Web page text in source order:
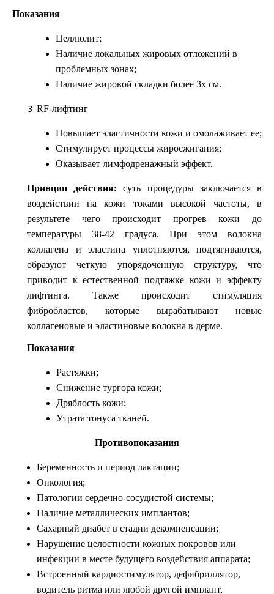
Показания
Целлюлит;
Наличие локальных жировых отложений в
проблемных зонах;
Наличие жировой складки более 3х см.
RF-лифтинг
Повышает эластичности кожи и омолаживает ее;
Стимулирует процессы жиросжигания;
Оказывает лимфодренажный эффект.
Принцип действия: суть процедуры заключается в
воздействии на кожи токами высокой частоты, в
результете чего происходит прогрев кожи до
температуры 38-42 градуса. При этом волокна
коллагена и эластина уплотняются, подтягиваются,
образуют четкую упорядоченную структуру, что
приводит к естественной подтяжке кожи и эффекту
лифтинга. Также происходит стимуляция
фибробластов, которые вырабатывают новые
коллагеновые и эластиновые волокна в дерме.
Показания
Растяжки;
Снижение тургора кожи;
Дряблость кожи;
Утрата тонуса тканей.
Противопоказания
Беременность и период лактации;
Онкология;
Патологии сердечно-сосудистой системы;
Наличие металлических имплантов;
Сахарный диабет в стадии декомпенсации;
Нарушение целостности кожных покровов или
инфекции в месте будущего воздействия аппарата;
Встроенный кардиостимулятор, дефибриллятор,
водитель ритма или любой другой имплант,